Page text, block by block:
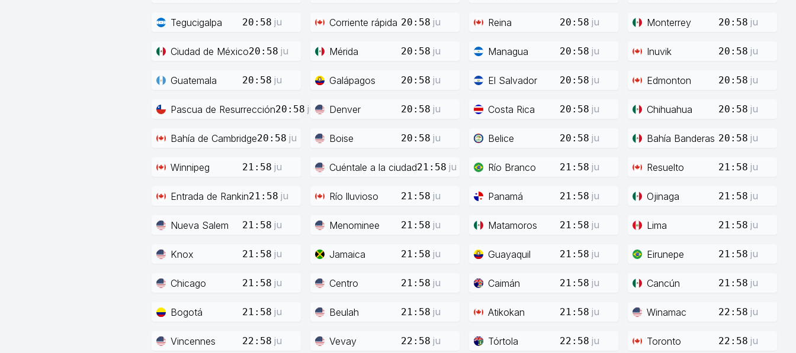
Tegucigalpa 20:58 ju Corriente rápida 20:58 ju Reina 20:58 ju Monterrey 20:58 ju
Ciudad de México20:58 ju Mérida 20:58 ju Managua 20:58 ju Inuvik 20:58 ju
Guatemala 20:58 ju Galápagos 20:58 ju El Salvador 20:58 ju Edmonton 20:58 ju
Pascua de Resurrección20:58 ju Denver 20:58 ju Costa Rica 20:58 ju Chihuahua 20:58 ju
Bahía de Cambridge20:58 ju Boise 20:58 ju Belice 20:58 ju Bahía Banderas 20:58 ju
Winnipeg 21:58 ju Cuéntale a la ciudad21:58 ju Río Branco 21:58 ju Resuelto 21:58 ju
Entrada de Rankin21:58 ju Río lluvioso 21:58 ju Panamá 21:58 ju Ojinaga 21:58 ju
Nueva Salem 21:58 ju Menominee 21:58 ju Matamoros 21:58 ju Lima 21:58 ju
Knox 21:58 ju Jamaica 21:58 ju Guayaquil 21:58 ju Eirunepe 21:58 ju
Chicago 21:58 ju Centro 21:58 ju Caimán 21:58 ju Cancún 21:58 ju
Bogotá 21:58 ju Beulah 21:58 ju Atikokan 21:58 ju Winamac 22:58 ju
Vincennes 22:58 ju Vevay 22:58 ju Tórtola 22:58 ju Toronto 22:58 ju